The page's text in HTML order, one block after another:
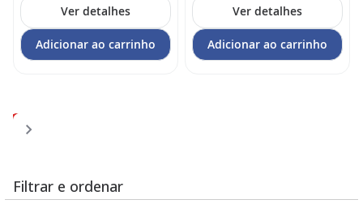
Ver detalhes
Adicionar ao carrinho
Ver detalhes
Adicionar ao carrinho
Você
esta
pagina
1 3
Filtrar e ordenar